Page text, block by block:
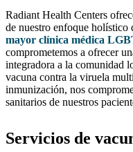
Radiant Health Centers
de nuestro enfoque holístico
mayor clínica médica
comprometemos a ofrecer
integradora a la comunidad
vacuna contra la viruela
inmunización, nos
sanitarios de nuestros
Servicios de